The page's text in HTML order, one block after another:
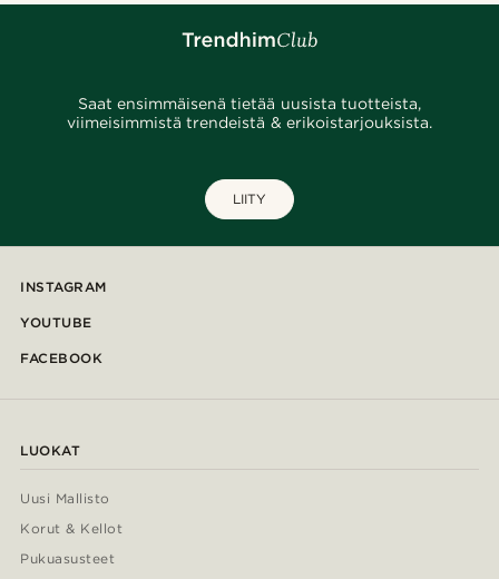
Saat ensimmäisenä tietää uusista tuotteista,
viimeisimmistä trendeistä & erikoistarjouksista.
LIITY
INSTAGRAM
YOUTUBE
FACEBOOK
LUOKAT
Uusi Mallisto
Korut & Kellot
Pukuasusteet